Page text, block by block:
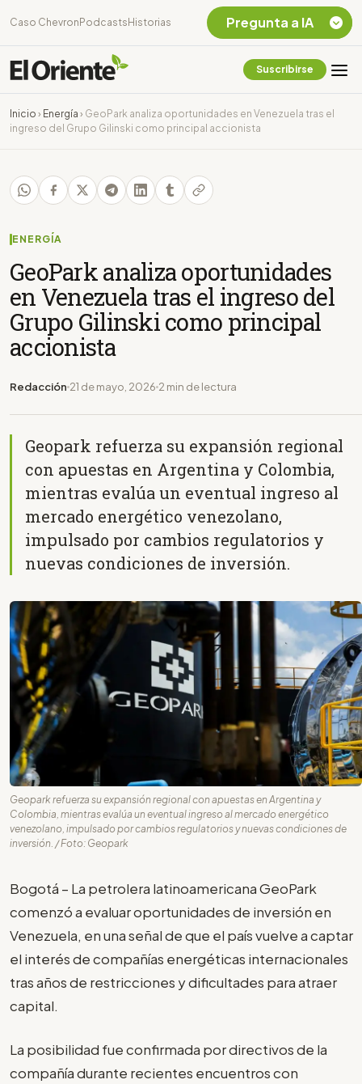
Caso Chevron Podcasts Historias
Suscribirse
Inicio › Energía › GeoPark analiza oportunidades en Venezuela tras el
ingreso del Grupo Gilinski como principal accionista
ENERGÍA
GeoPark analiza oportunidades
en Venezuela tras el ingreso del
Grupo Gilinski como principal
accionista
Redacción 21 de mayo, 2026 2 min de lectura
Geopark refuerza su expansión regional
con apuestas en Argentina y Colombia,
mientras evalúa un eventual ingreso al
mercado energético venezolano,
impulsado por cambios regulatorios y
nuevas condiciones de inversión.
Geopark refuerza su expansión regional con apuestas en Argentina y
Colombia, mientras evalúa un eventual ingreso al mercado energético
venezolano, impulsado por cambios regulatorios y nuevas condiciones de
inversión. / Foto: Geopark
Bogotá – La petrolera latinoamericana GeoPark
comenzó a evaluar oportunidades de inversión en
Venezuela, en una señal de que el país vuelve a captar
el interés de compañías energéticas internacionales
tras años de restricciones y dificultades para atraer
capital.
La posibilidad fue confirmada por directivos de la
compañía durante recientes encuentros con
Pregunta a IA
Chevron Ecuador